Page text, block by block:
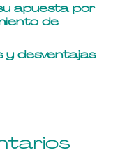
apuesta por
de
y desventajas